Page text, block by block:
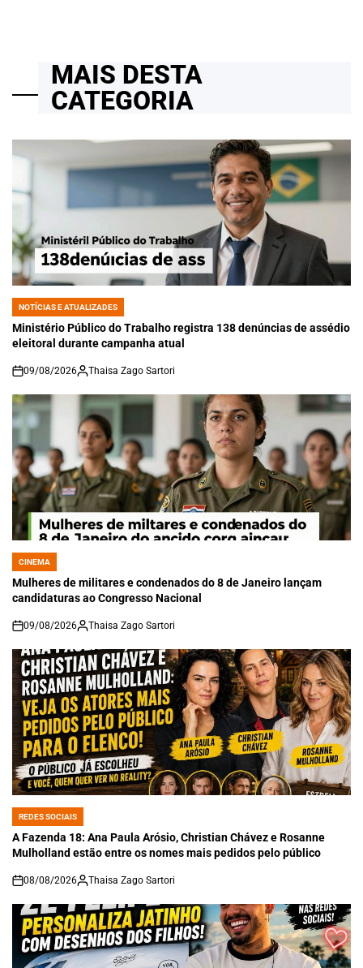
MAIS DESTA
CATEGORIA
POSTED
IN
NOTÍCIAS E ATUALIZADES
Ministério Público do Trabalho registra 138 denúncias de assédio
eleitoral durante campanha atual
on
09/08/2026 Thaisa Zago Sartori
POSTED
IN
CINEMA
Mulheres de militares e condenados do 8 de Janeiro lançam
candidaturas ao Congresso Nacional
on
09/08/2026 Thaisa Zago Sartori
POSTED
IN
REDES SOCIAIS
A Fazenda 18: Ana Paula Arósio, Christian Chávez e Rosanne
Mulholland estão entre os nomes mais pedidos pelo público
on
08/08/2026 Thaisa Zago Sartori